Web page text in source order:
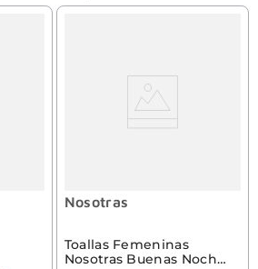
Nosotras
Toallas Femeninas
Nosotras Buenas Noches